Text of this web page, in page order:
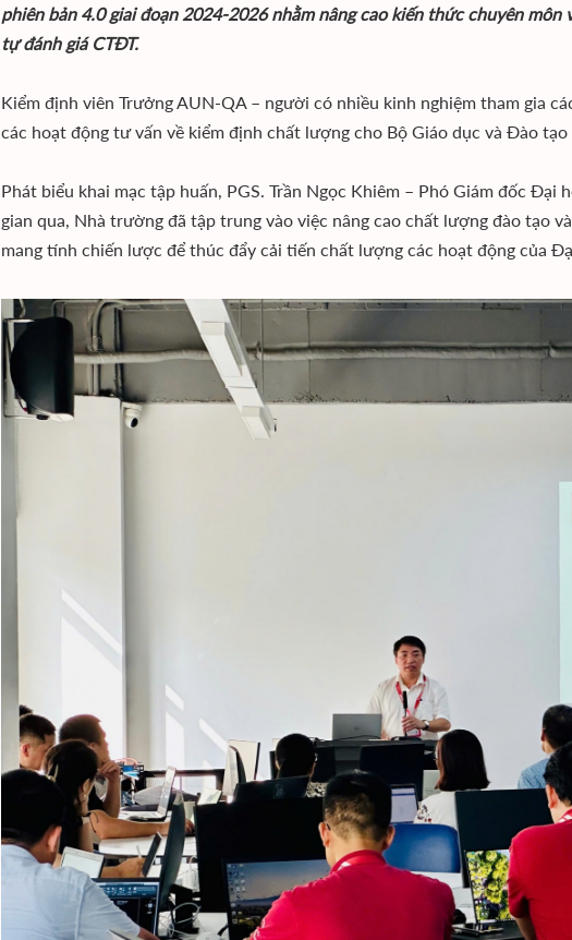
phiên bản 4.0 giai đoạn 2024-2026 nhằm nâng cao kiến thức chuyên
tự đánh giá CTĐT.
Kiểm định viên Trưởng AUN-QA – người có nhiều kinh nghiệm tham gia
các hoạt động tư vấn về kiểm định chất lượng cho Bộ Giáo dục và Đào tạo
Phát biểu khai mạc tập huấn, PGS. Trần Ngọc Khiêm – Phó Giám đốc Đại
gian qua, Nhà trường đã tập trung vào việc nâng cao chất lượng đào tạo
mang tính chiến lược để thúc đẩy cải tiến chất lượng các hoạt động của